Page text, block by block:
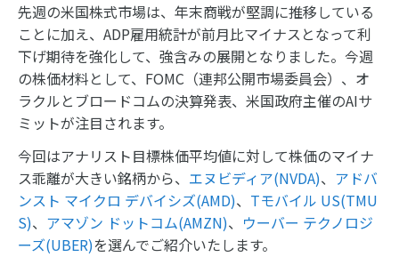
先週の米国株式市場は、年末商戦が堅調に推移している
ことに加え、ADP雇用統計が前月比マイナスとなって利
下げ期待を強化して、強含みの展開となりました。今週
の株価材料として、FOMC（連邦公開市場委員会）、オ
ラクルとブロードコムの決算発表、米国政府主催のAIサ
ミットが注目されます。
今回はアナリスト目標株価平均値に対して株価のマイナ
ス乖離が大きい銘柄から、 エヌビディア(NVDA)、 アドバ
ンスト マイクロ デバイシズ(AMD)、 Tモバイル US(TMU
S)、 アマゾン ドットコム(AMZN)、 ウーバー テクノロジ
ーズ(UBER)を選んでご紹介いたします。